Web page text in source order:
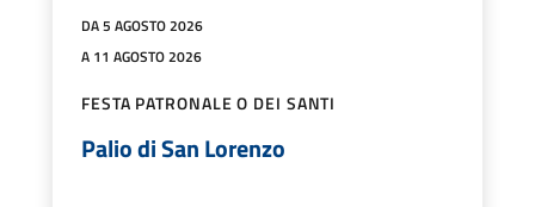
DA 5 AGOSTO 2026
A 11 AGOSTO 2026
FESTA PATRONALE O DEI SANTI
Palio di San Lorenzo